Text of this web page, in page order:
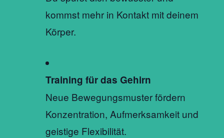
kommst mehr in Kontakt mit deinem
Körper.
Training für das Gehirn
Neue Bewegungsmuster fördern
Konzentration, Aufmerksamkeit und
geistige Flexibilität.